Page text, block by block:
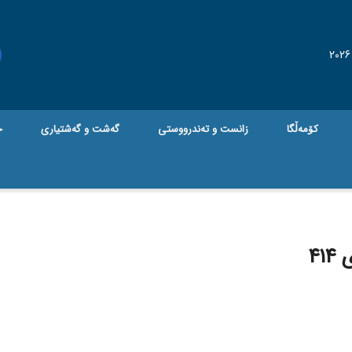
کۆمەڵگا زانست و تەندرووستی گه‌شت و گه‌شتیاری